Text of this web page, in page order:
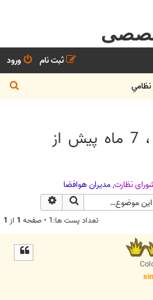
ورود
ثبت نام
نظامي
س
نامه یک بلوچ اهل سنت ، 7 ماه پیش از
نظارت,مديران هوافضا
جستجو
تعداد پست ها:1 • صفحه 1 از 1